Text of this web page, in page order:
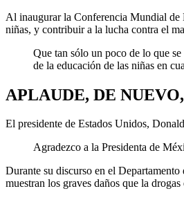
Al inaugurar la Conferencia Mundial de
niñas, y contribuir a la lucha contra el
Que tan sólo un poco de lo que
de la educación de las niñas en
APLAUDE, DE
El presidente de Estados Unidos,
Agradezco a la Presidenta de
Durante su discurso en el
muestran los graves daños que la drogas